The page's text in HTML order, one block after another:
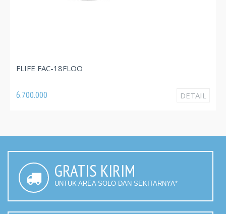
FAC-18FLOO
DETAIL
GRATIS KIRIM
UNTUK AREA SOLO DAN SEKITARNYA*